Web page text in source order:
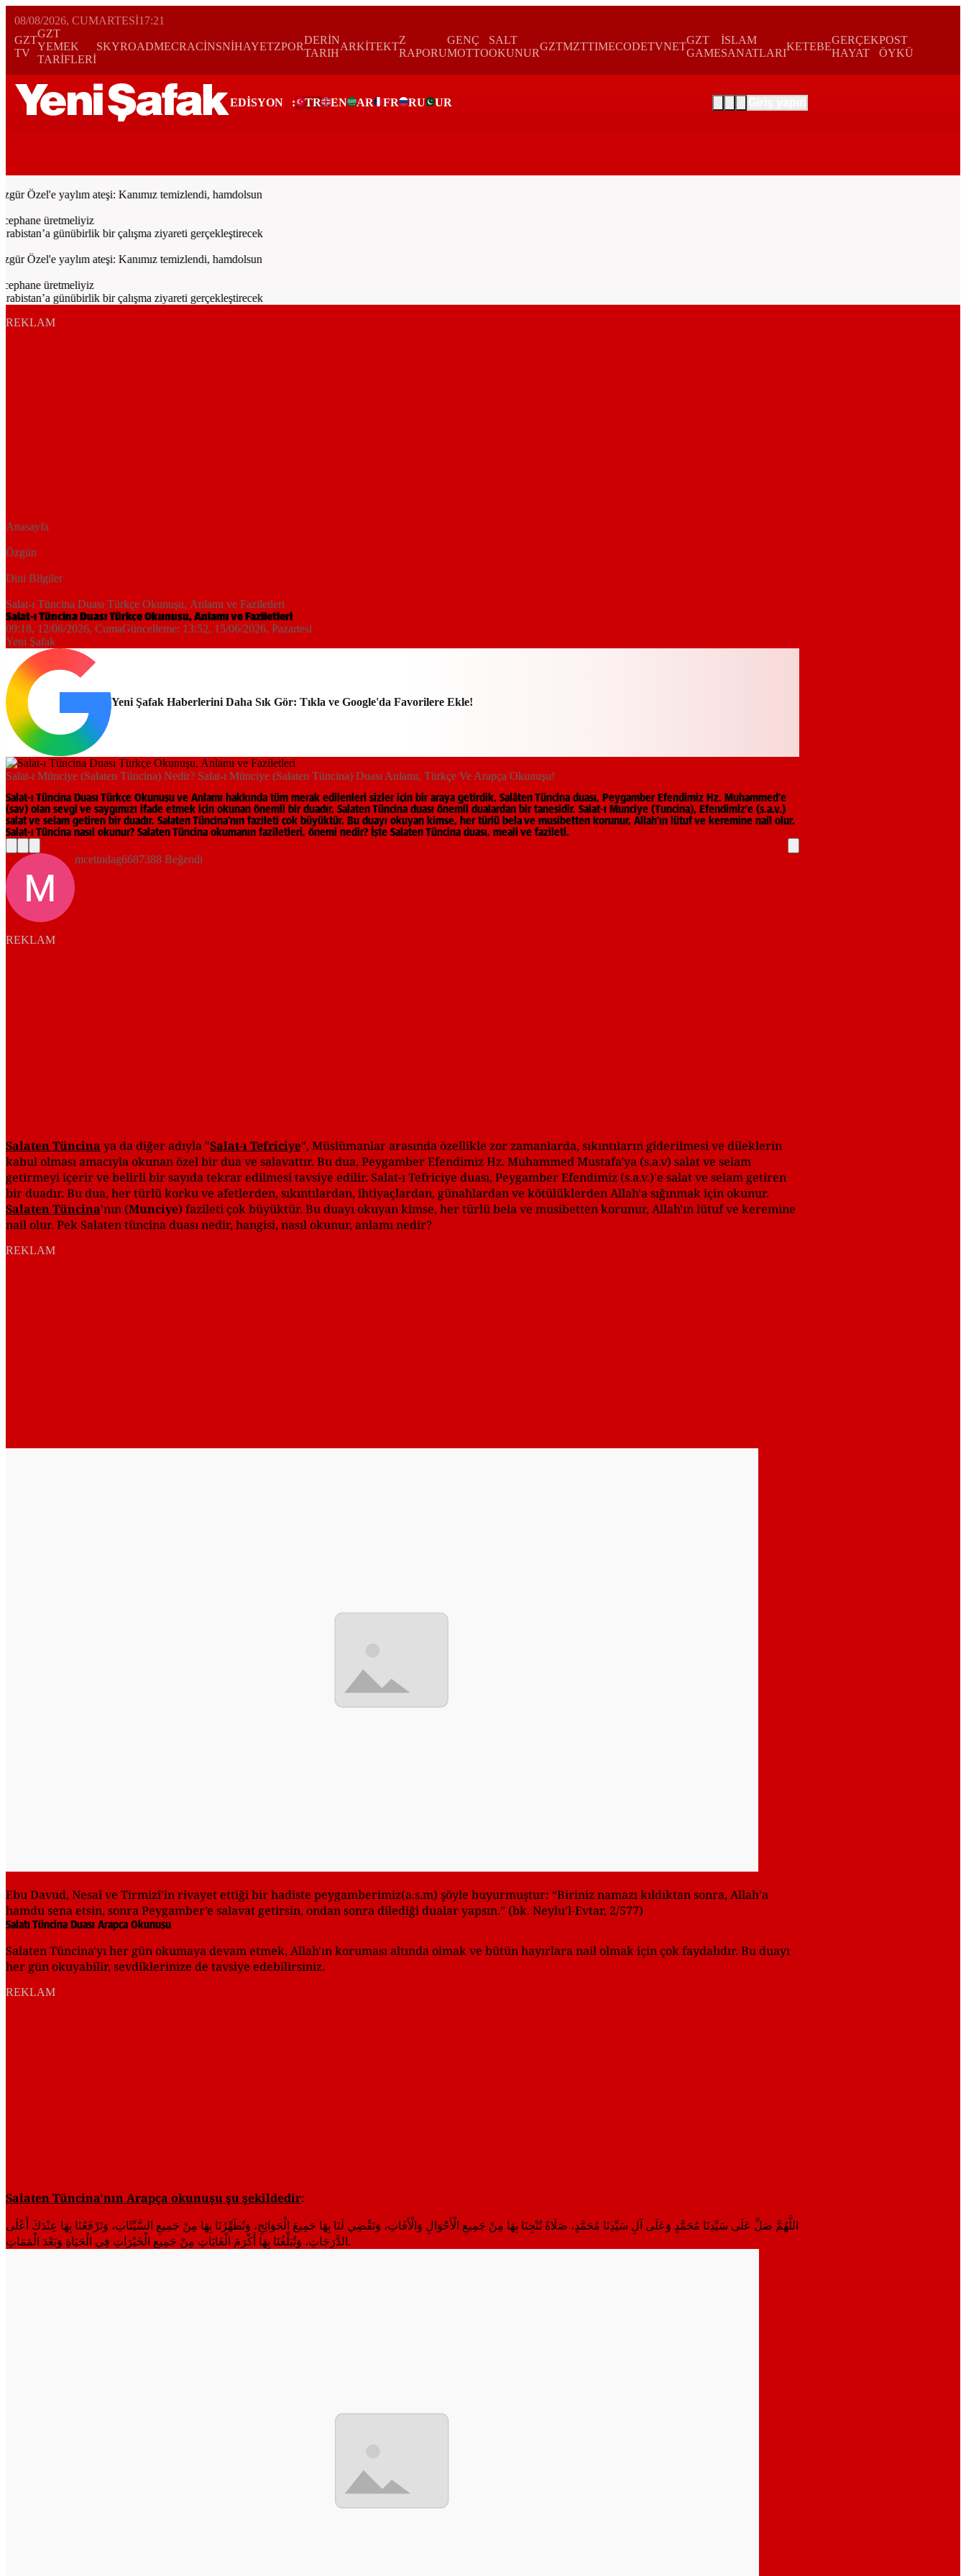
08/08/2026, CUMARTESI17:21
GZT
TV
GZT
YEMEK
TARİFLERİ
SKYROADMECRACİNSNİHAYETZPOR
DERİN
TARIH
ARKİTEKT
Z
RAPORU
GENÇ
MOTTO
SALT
OKUNUR
GZTMZTTIMECODETVNET
GZT
GAME
İSLAM
SANATLARI
KETEBE
GERÇEK
HAYAT
POST
ÖYKÜ
EDİSYON : TR EN AR FR RU UR
Özel'e yaylım ateşi: Kanımız temizlendi, hamdolsun
üretmeliyiz
günübirlik bir çalışma ziyareti gerçekleştirecek
Özel'e yaylım ateşi: Kanımız temizlendi, hamdolsun
üretmeliyiz
günübirlik bir çalışma ziyareti gerçekleştirecek
REKLAM
Anasayfa
Özgün
Dini Bilgiler
Salat-ı Tüncina Duası Türkçe Okunuşu, Anlamı ve Faziletleri
Salat-ı Tüncina Duası Türkçe Okunuşu, Anlamı ve Faziletleri
09:18, 12/06/2026, CumaGüncelleme: 13:52, 15/06/2026, Pazartesi
Yeni Şafak
Yeni Şafak Haberlerini Daha Sık Gör: Tıkla ve Google'da Favorilere Ekle!
Salat-ı Münciye (Salaten Tüncina) Nedir? Salat-ı Münciye (Salaten Tüncina) Duası Anlamı, Türkçe Ve Arapça Okunuşu!
Salat-ı Tüncina Duası Türkçe Okunuşu ve Anlamı hakkında tüm merak edilenleri sizler için bir araya getirdik. Salâten Tüncîna duası, Peygamber Efendimiz Hz. Muhammed'e
(sav) olan sevgi ve saygımızı ifade etmek için okunan önemli bir duadır. Salaten Tüncina duası önemli dualardan bir tanesidir. Salat-ı Munciye (Tuncina), Efendimiz'e (s.a.v.)
salat ve selam getiren bir duadır. Salaten Tüncina'nın fazileti çok büyüktür. Bu duayı okuyan kimse, her türlü bela ve musibetten korunur, Allah'ın lütuf ve keremine nail olur.
Salat-ı Tüncina nasıl okunur? Salaten Tüncina okumanın faziletleri, önemi nedir? İşte Salaten Tüncina duası, meali ve fazileti.
mcetindag6687388 Beğendi
REKLAM
Salaten Tüncina ya da diğer adıyla "Salat-ı Tefriciye", Müslümanlar arasında özellikle zor zamanlarda, sıkıntıların giderilmesi ve dileklerin
kabul olması amacıyla okunan özel bir dua ve salavattır. Bu dua, Peygamber Efendimiz Hz. Muhammed Mustafa'ya (s.a.v) salat ve selam
getirmeyi içerir ve belirli bir sayıda tekrar edilmesi tavsiye edilir. Salat-ı Tefriciye duası, Peygamber Efendimiz (s.a.v.)'e salat ve selam getiren
bir duadır. Bu dua, her türlü korku ve afetlerden, sıkıntılardan, ihtiyaçlardan, günahlardan ve kötülüklerden Allah'a sığınmak için okunur.
Salaten Tüncina'nın (Munciye) fazileti çok büyüktür. Bu duayı okuyan kimse, her türlü bela ve musibetten korunur, Allah'ın lütuf ve keremine
nail olur. Pek Salaten tüncina duası nedir, hangisi, nasıl okunur, anlamı nedir?
REKLAM
Ebu Davud, Nesaî ve Tirmizî’in rivayet ettiği bir hadiste peygamberimiz(a.s.m) şöyle buyurmuştur: “Biriniz namazı kıldıktan sonra, Allah’a
hamdu sena etsin, sonra Peygamber’e salavat getirsin, ondan sonra dilediği dualar yapsın.” (bk. Neylu’l-Evtar, 2/577)
Salatı Tüncina Duası Arapça Okunuşu
Salaten Tüncina'yı her gün okumaya devam etmek, Allah'ın koruması altında olmak ve bütün hayırlara nail olmak için çok faydalıdır. Bu duayı
her gün okuyabilir, sevdiklerinize de tavsiye edebilirsiniz.
REKLAM
Salaten Tüncina'nın Arapça okunuşu şu şekildedir:
اللَّهُمَّ صَلِّ عَلَى سَيِّدِنَا مُحَمَّدٍ وَعَلَى آلِ سَيِّدِنَا مُحَمَّدٍ، صَلَاةً تُنْجِنَا بِهَا مِنْ جَمِيعِ الْأَحْوَالِ وَالْأَفَاتِ، وَتَقْضِي لَنَا بِهَا جَمِيعَ الْحَوَائِجِ، وَتُطَهِّرُنَا بِهَا مِنْ جَمِيعِ السَّيِّئَاتِ، وَتَرْفَعُنَا بِهَا عِنْدَكَ أَعْلَى
الدَّرَجَاتِ، وَتُبَلِّغُنَا بِهَا أَكْرَمَ الْغَايَاتِ مِنْ جَمِيعِ الْخَيْرَاتِ فِي الْحَيَاةِ وَبَعْدَ الْمَمَاتِ.